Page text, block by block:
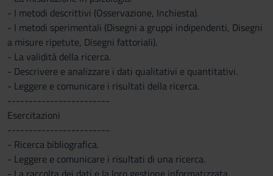
- I metodi descrittivi (Osservazione, Inchiesta).
- I metodi sperimentali (Disegni a gruppi indipendenti, Disegni
a misure ripetute, Disegni fattoriali).
- La validità della ricerca.
- Descrivere e analizzare i dati qualitativi e quantitativi.
- Leggere e comunicare i risultati della ricerca.
------------------------
Esercitazioni
------------------------
- Ricerca bibliografica.
- Leggere e comunicare i risultati di una ricerca.